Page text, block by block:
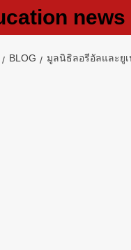
news
BLOG มูลนิธิลอรีอัลและยู